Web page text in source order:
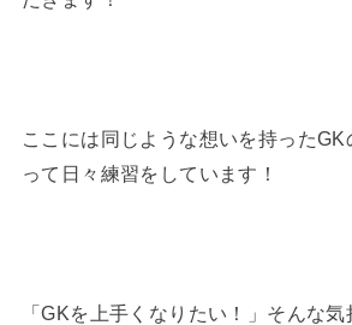
ここには同じような想いを持ったGK
って日々練習をしています！
「GKを上手くなりたい！」そんな